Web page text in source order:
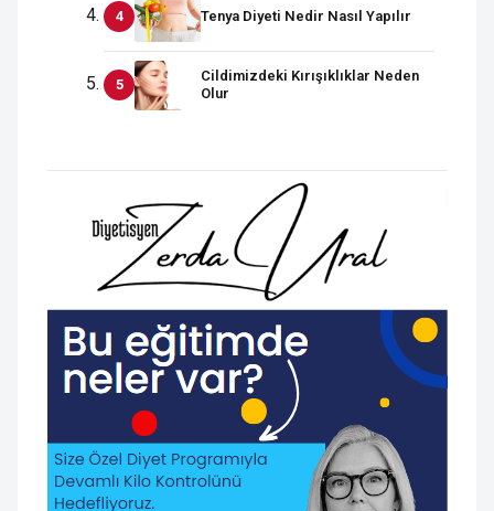
Tenya Diyeti Nedir Nasıl Yapılır
Cildimizdeki Kırışıklıklar Neden
Olur